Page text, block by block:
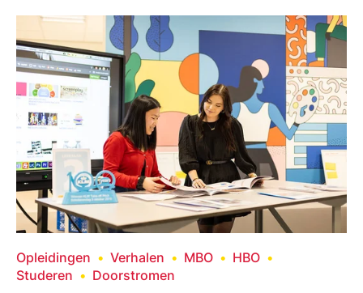
Opleidingen Verhalen MBO
HBO
Studeren
Doorstromen